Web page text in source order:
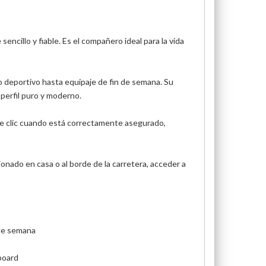
y fiable. Es el compañero ideal para la vida
hasta equipaje de fin de semana. Su
puro y moderno.
clic cuando está correctamente asegurado,
en casa o al borde de la carretera, acceder a
semana